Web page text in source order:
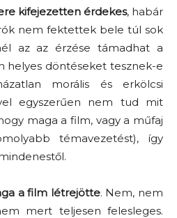
kifejezetten érdekes, habár
nem fektettek bele túl sok
az az érzése támadhat a
helyes döntéseket tesznek-e
morális és erkölcsi
egyszerűen nem tud mit
maga a film, vagy a műfaj
témavezetést), így
a film létrejötte. Nem, nem
mert teljesen felesleges.